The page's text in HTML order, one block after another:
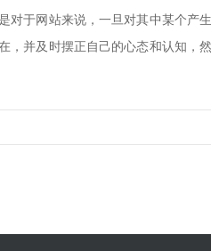
于网站来说，一旦对其中某个产
，并及时摆正自己的心态和认知